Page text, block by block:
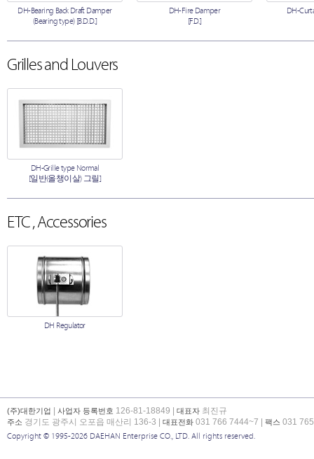
DH-Bearing Back Draft Damper
(Bearing type) [B.D.D.]
DH-Fire Damper
[F.D.]
DH-
Grilles and Louvers
DH-Grille type Normal
[일반(올챙이살) 그릴]
ETC , Accessories
DH Regulator
(주)대한기업 | 사업자 등록번호 126-81-18849 | 대표자 최진규
주소 경기도 광주시 오포읍 매산리 136-3 | 대표전화 031 766 7444~7 | 팩스 031
Copyright © 1995-2026 DAEHAN Enterprise CO., LTD. All rights reserved.